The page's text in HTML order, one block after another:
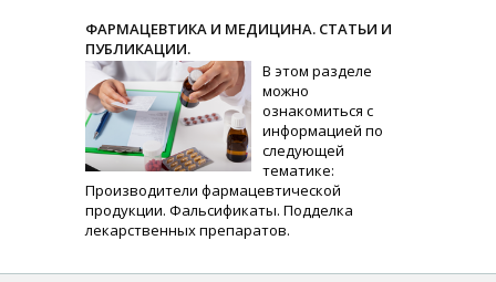
ФАРМАЦЕВТИКА И МЕДИЦИНА. СТАТЬИ И
ПУБЛИКАЦИИ.
В этом разделе
можно
ознакомиться с
информацией по
следующей
тематике:
Производители фармацевтической
продукции. Фальсификаты. Подделка
лекарственных препаратов.